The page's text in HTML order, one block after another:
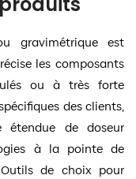
gravimétrique est
les composants
ou à très forte
des clients,
étendue de doseur
à la pointe de
Outils de choix pour